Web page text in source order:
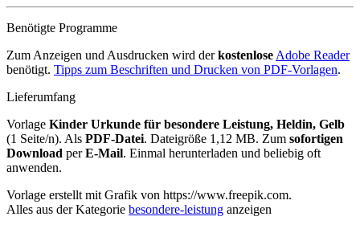
Benötigte Programme
Zum Anzeigen und Ausdrucken wird derkostenlose Adobe Reader
benötigt. Tipps zum Beschriften und Drucken von PDF-Vorlagen.
Lieferumfang
Vorlage Kinder Urkunde für besondere Leistung, Heldin, Gelb
(1 Seite/n). Als PDF-Datei. Dateigröße 1,12 MB. Zum sofortigen
Download perE-Mail. Einmal herunterladen und beliebig oft
anwenden.
Vorlage erstellt mit Grafik von https://www.freepik.com.
Alles aus der Kategorie besondere-leistung anzeigen